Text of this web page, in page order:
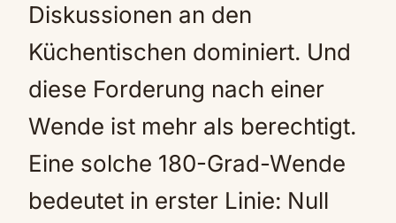
Diskussionen an den
Küchentischen dominiert. Und
diese Forderung nach einer
Wende ist mehr als berechtigt.
Eine solche 180-Grad-Wende
bedeutet in erster Linie: Null